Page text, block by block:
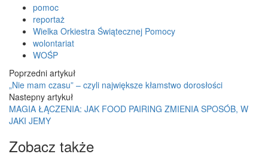
pomoc
reportaż
Wielka Orkiestra Świątecznej Pomocy
wolontariat
WOŚP
Poprzedni artykuł
„Nie mam czasu” – czyli największe kłamstwo dorosłości
Nastepny artykuł
MAGIA ŁĄCZENIA: JAK FOOD PAIRING ZMIENIA SPOSÓB, W
JAKI JEMY
Zobacz także